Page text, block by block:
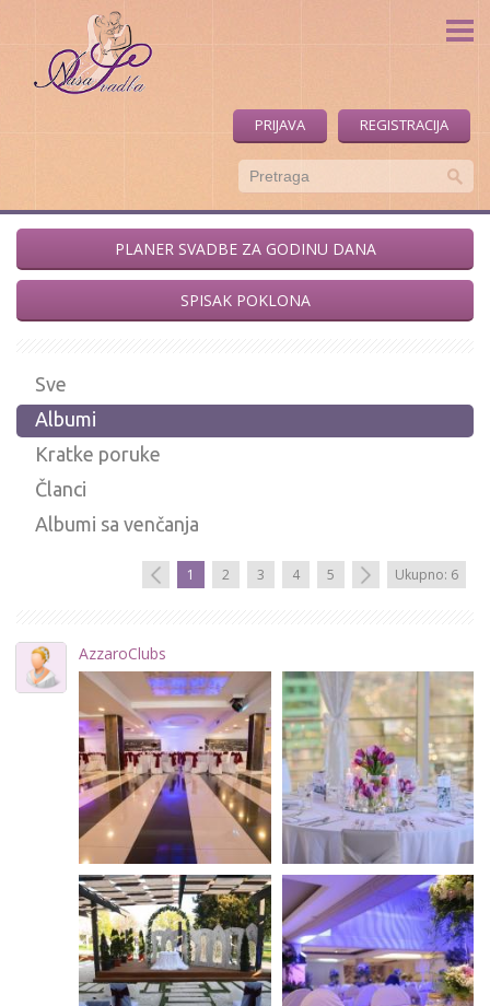
Naša Svadba
Forum
O nama
PRIJAVA REGISTRACIJA
PLANER SVADBE ZA GODINU DANA
SPISAK POKLONA
Sve
Albumi
Kratke poruke
Članci
Albumi sa venčanja
1 2 3 4 5 Ukupno: 6
AzzaroClubs